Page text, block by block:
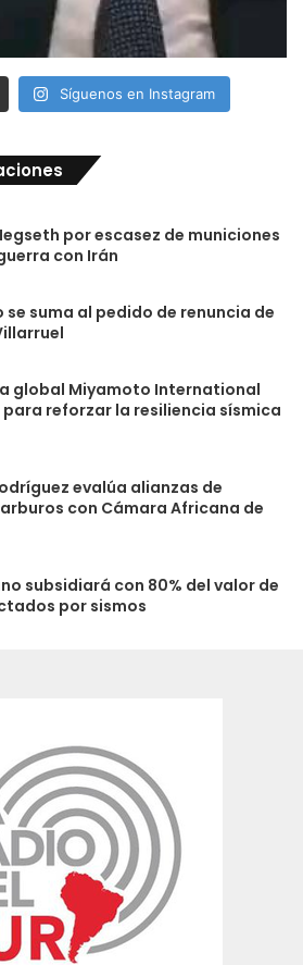
Síguenos en Instagram
por escasez de municiones
con Irán
suma al pedido de renuncia de
global Miyamoto International
reforzar la resiliencia sísmica
evalúa alianzas de
con Cámara Africana de
subsidiará con 80% del valor de
por sismos